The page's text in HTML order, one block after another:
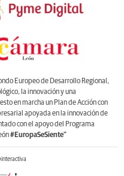
Europeo de Desarrollo Regional,
la innovación y una
en marcha un Plan de Acción con
apoyada en la innovación de
con el apoyo del Programa
#EuropaSeSiente”